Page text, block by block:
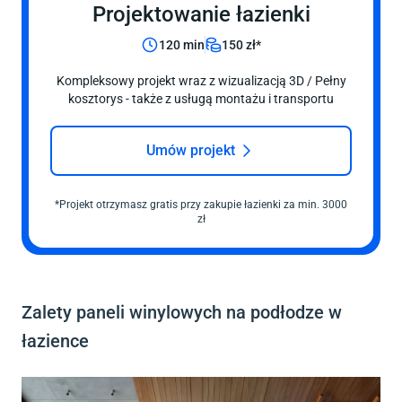
Projektowanie łazienki
120 min 150 zł*
Kompleksowy projekt wraz z wizualizacją 3D / Pełny
kosztorys - także z usługą montażu i transportu
Umów projekt
*Projekt otrzymasz gratis przy zakupie łazienki za min. 3000
zł
Zalety paneli winylowych na podłodze w
łazience